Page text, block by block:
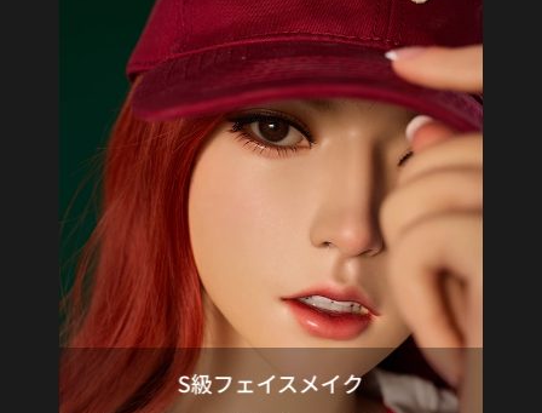
S級フェイスメイク